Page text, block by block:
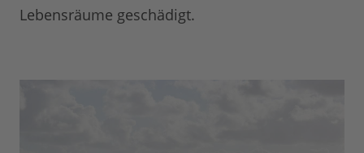
Lebensräume geschädigt.